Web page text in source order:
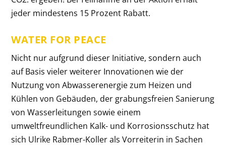
jeder mindestens 15 Prozent Rabatt.
WATER FOR PEACE
Nicht nur aufgrund dieser Initiative, sondern auch
auf Basis vieler weiterer Innovationen wie der
Nutzung von Abwasserenergie zum Heizen und
Kühlen von Gebäuden, der grabungsfreien Sanierung
von Wasserleitungen sowie einem
umweltfreundlichen Kalk- und Korrosionsschutz hat
sich Ulrike Rabmer-Koller als Vorreiterin in Sachen